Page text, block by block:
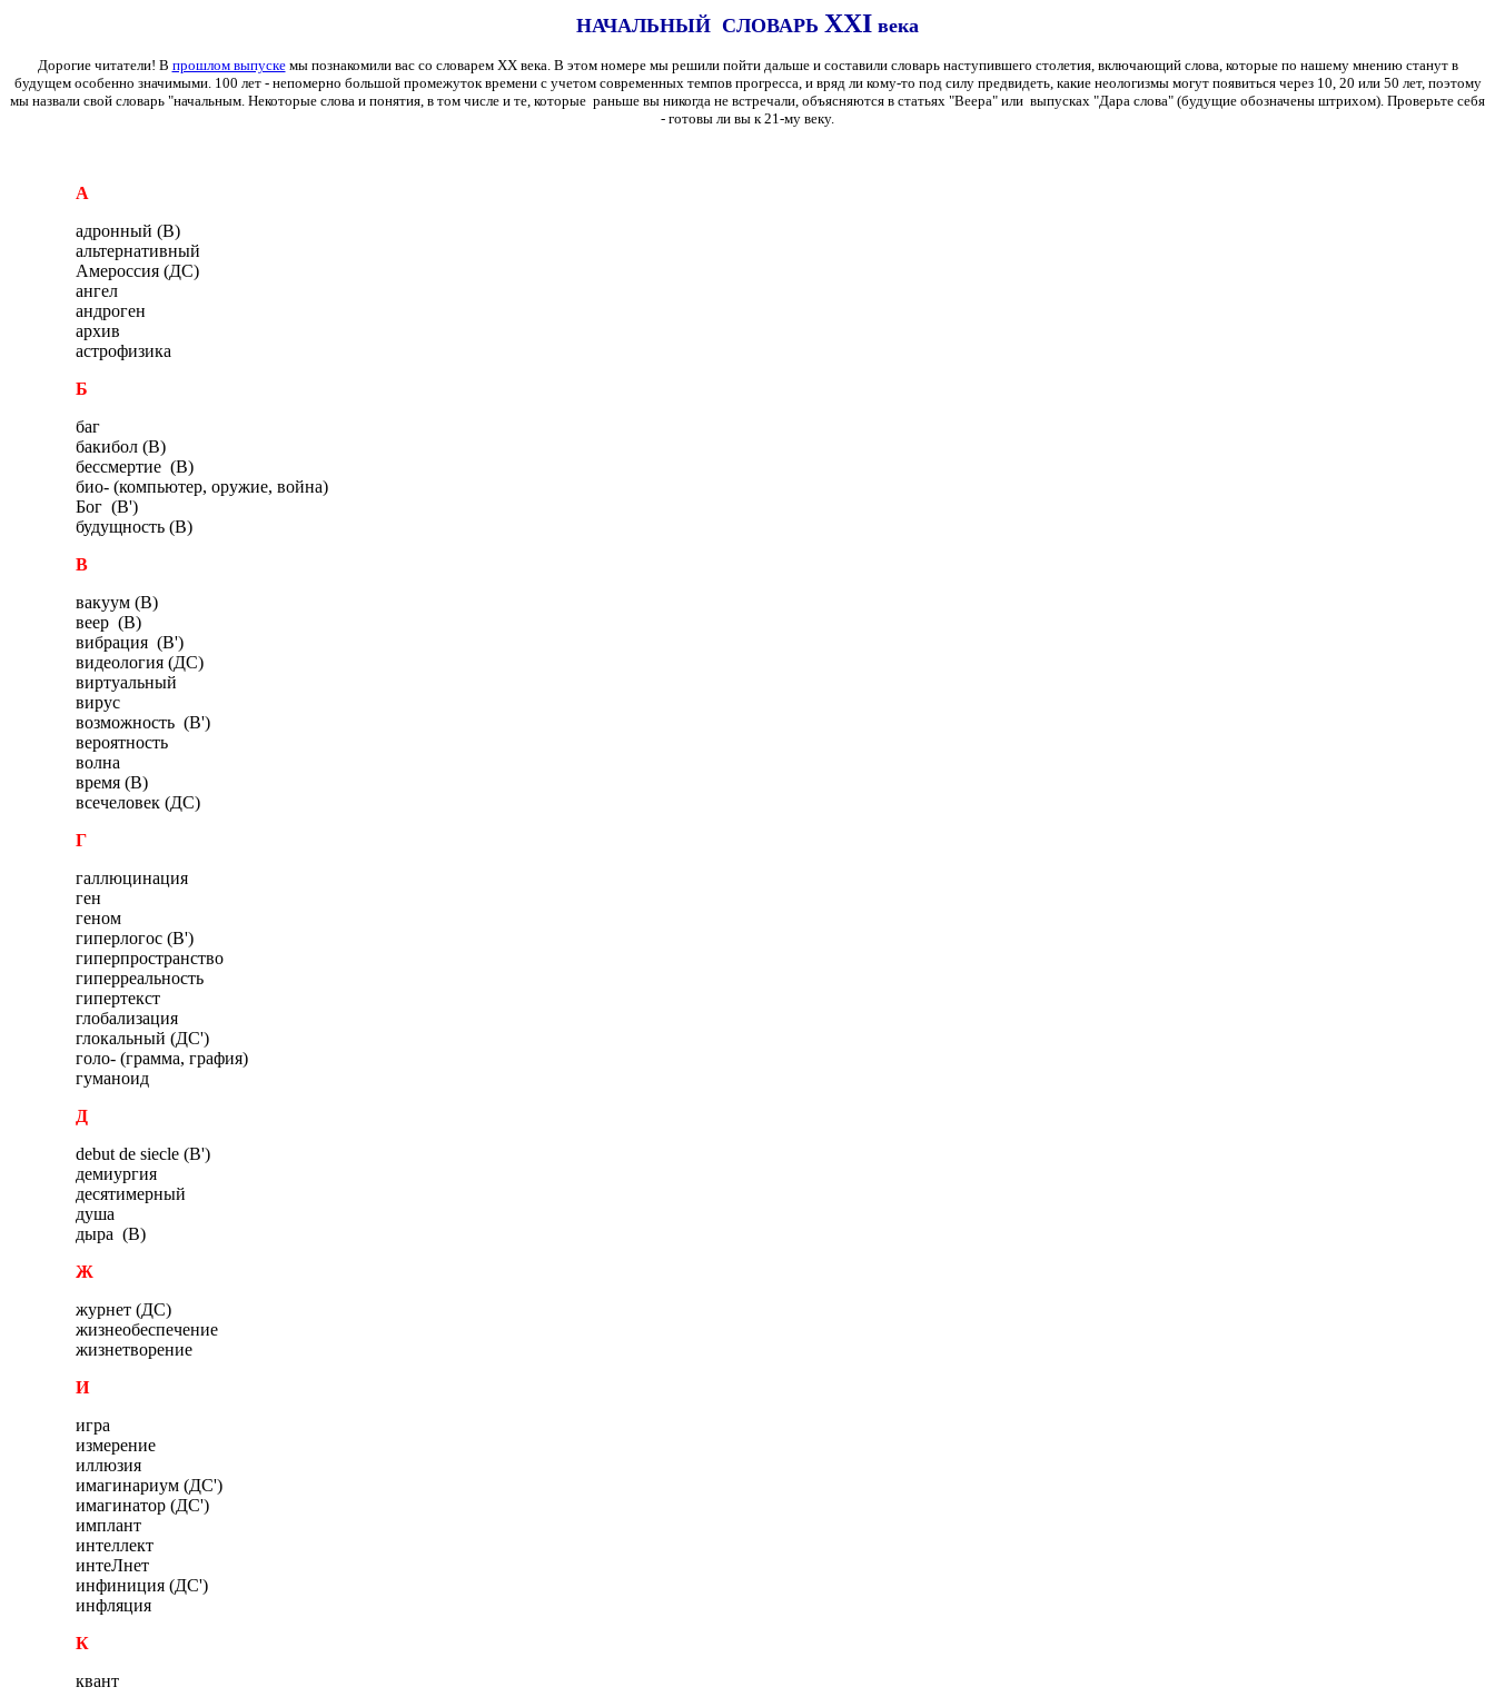
НАЧАЛЬНЫЙ СЛОВАРЬ XXI века
Дорогие читатели! В прошлом выпускемы познакомили вас со словарем XX века. В этом номере мы решили пойти дальше и составили словарь наступившего столетия, включающий слова, которые по нашему мнению станут в
будущем особенно значимыми. 100 лет - непомерно большой промежуток времени с учетом современных темпов прогресса, и вряд ли кому-то под силу предвидеть, какие неологизмы могут появиться через 10, 20 или 50 лет, поэтому
мы назвали свой словарь "начальным. Некоторые слова и понятия, в том числе и те, которые раньше вы никогда не встречали, объясняются в статьях "Веера" или выпусках "Дара слова" (будущие обозначены штрихом). Проверьте себя
- готовы ли вы к 21-му веку.
А
адронный (В)
альтернативный
Амероссия (ДС)
ангел
андроген
архив
астрофизика
Б
баг
бакибол (В)
бессмертие (В)
био- (компьютер, оружие, война)
Бог (В')
будущность (В)
В
вакуум (В)
веер (В)
вибрация (В')
видеология (ДС)
виртуальный
вирус
возможность (В')
вероятность
волна
время (В)
всечеловек (ДС)
Г
галлюцинация
ген
геном
гиперлогос (В')
гиперпространство
гиперреальность
гипертекст
глобализация
глокальный (ДС')
голо- (грамма, графия)
гуманоид
Д
debut de siecle (В')
демиургия
десятимерный
душа
дыра (В)
Ж
журнет (ДС)
жизнеобеспечение
жизнетворение
И
игра
измерение
иллюзия
имагинариум (ДС')
имагинатор (ДС')
имплант
интеллект
интеЛнет
инфиниция (ДС')
инфляция
К
квант